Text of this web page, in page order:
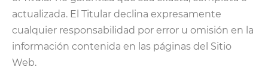
actualizada. El Titular declina expresamente
cualquier responsabilidad por error u omisión en la
información contenida en las páginas del Sitio
Web.